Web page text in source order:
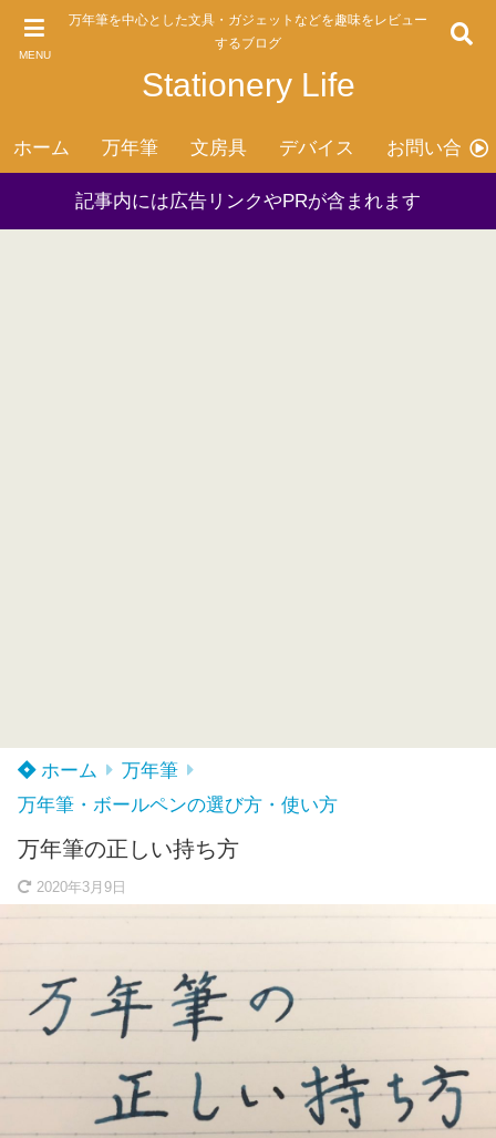
MENU
万年筆を中心とした文具・ガジェットなどを趣味をレビュー
するブログ
Stationery Life
ホーム 万年筆 文房具 デバイス お問い合わ
記事内には広告リンクやPRが含まれます
ホーム
万年筆
万年筆・ボールペンの選び方・使い方
万年筆の正しい持ち方
2020年3月9日